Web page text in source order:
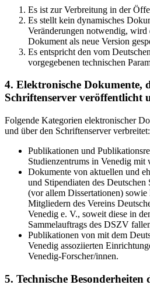
Es ist zur Verbreitung in der
Es stellt kein dynamisches
Veränderungen notwendig, wird
Dokument als neue Version
Es entspricht den vom
vorgegebenen technischen
4. Elektronische Dokumente,
Schriftenserver veröffentlicht
Folgende Kategorien elektronischer
und über den Schriftenserver verbreitet:
Publikationen und
Studienzentrums in Venedig mit
Dokumente von aktuellen und
und Stipendiaten des
(vor allem Dissertationen)
Mitgliedern des Vereins
Venedig e. V., soweit diese in
Sammelauftrags des DSZV
Publikationen von mit dem
Venedig assoziierten
Venedig-Forscher/innen.
5. Technische Besonderheiten